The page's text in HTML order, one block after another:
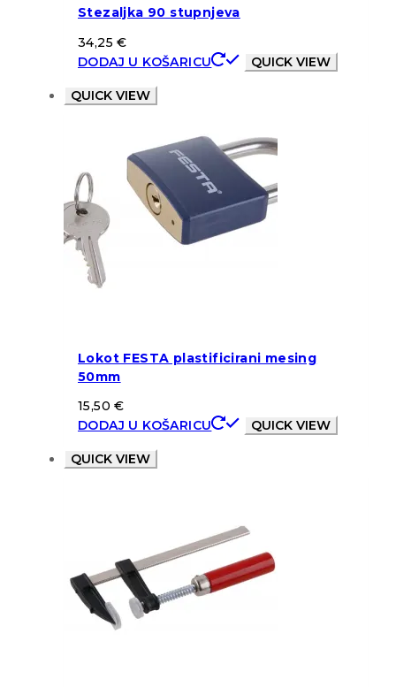
Stezaljka 90 stupnjeva
34,25€
DODAJ U KOŠARICU
QUICK VIEW
QUICK VIEW
Lokot FESTA plastificirani mesing
50mm
15,50€
DODAJ U KOŠARICU
QUICK VIEW
QUICK VIEW